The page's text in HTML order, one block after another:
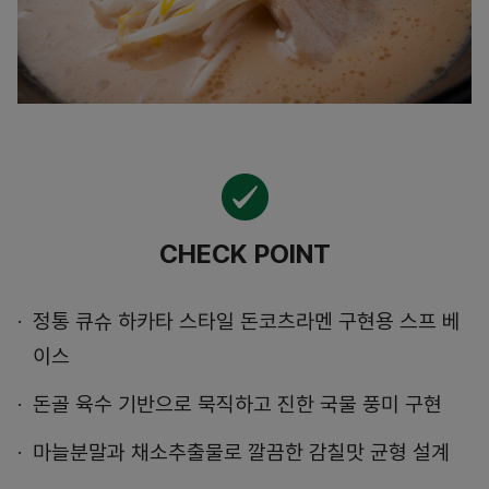
CHECK POINT
정통 큐슈 하카타 스타일 돈코츠라멘 구현용 스프 베
이스
돈골 육수 기반으로 묵직하고 진한 국물 풍미 구현
마늘분말과 채소추출물로 깔끔한 감칠맛 균형 설계